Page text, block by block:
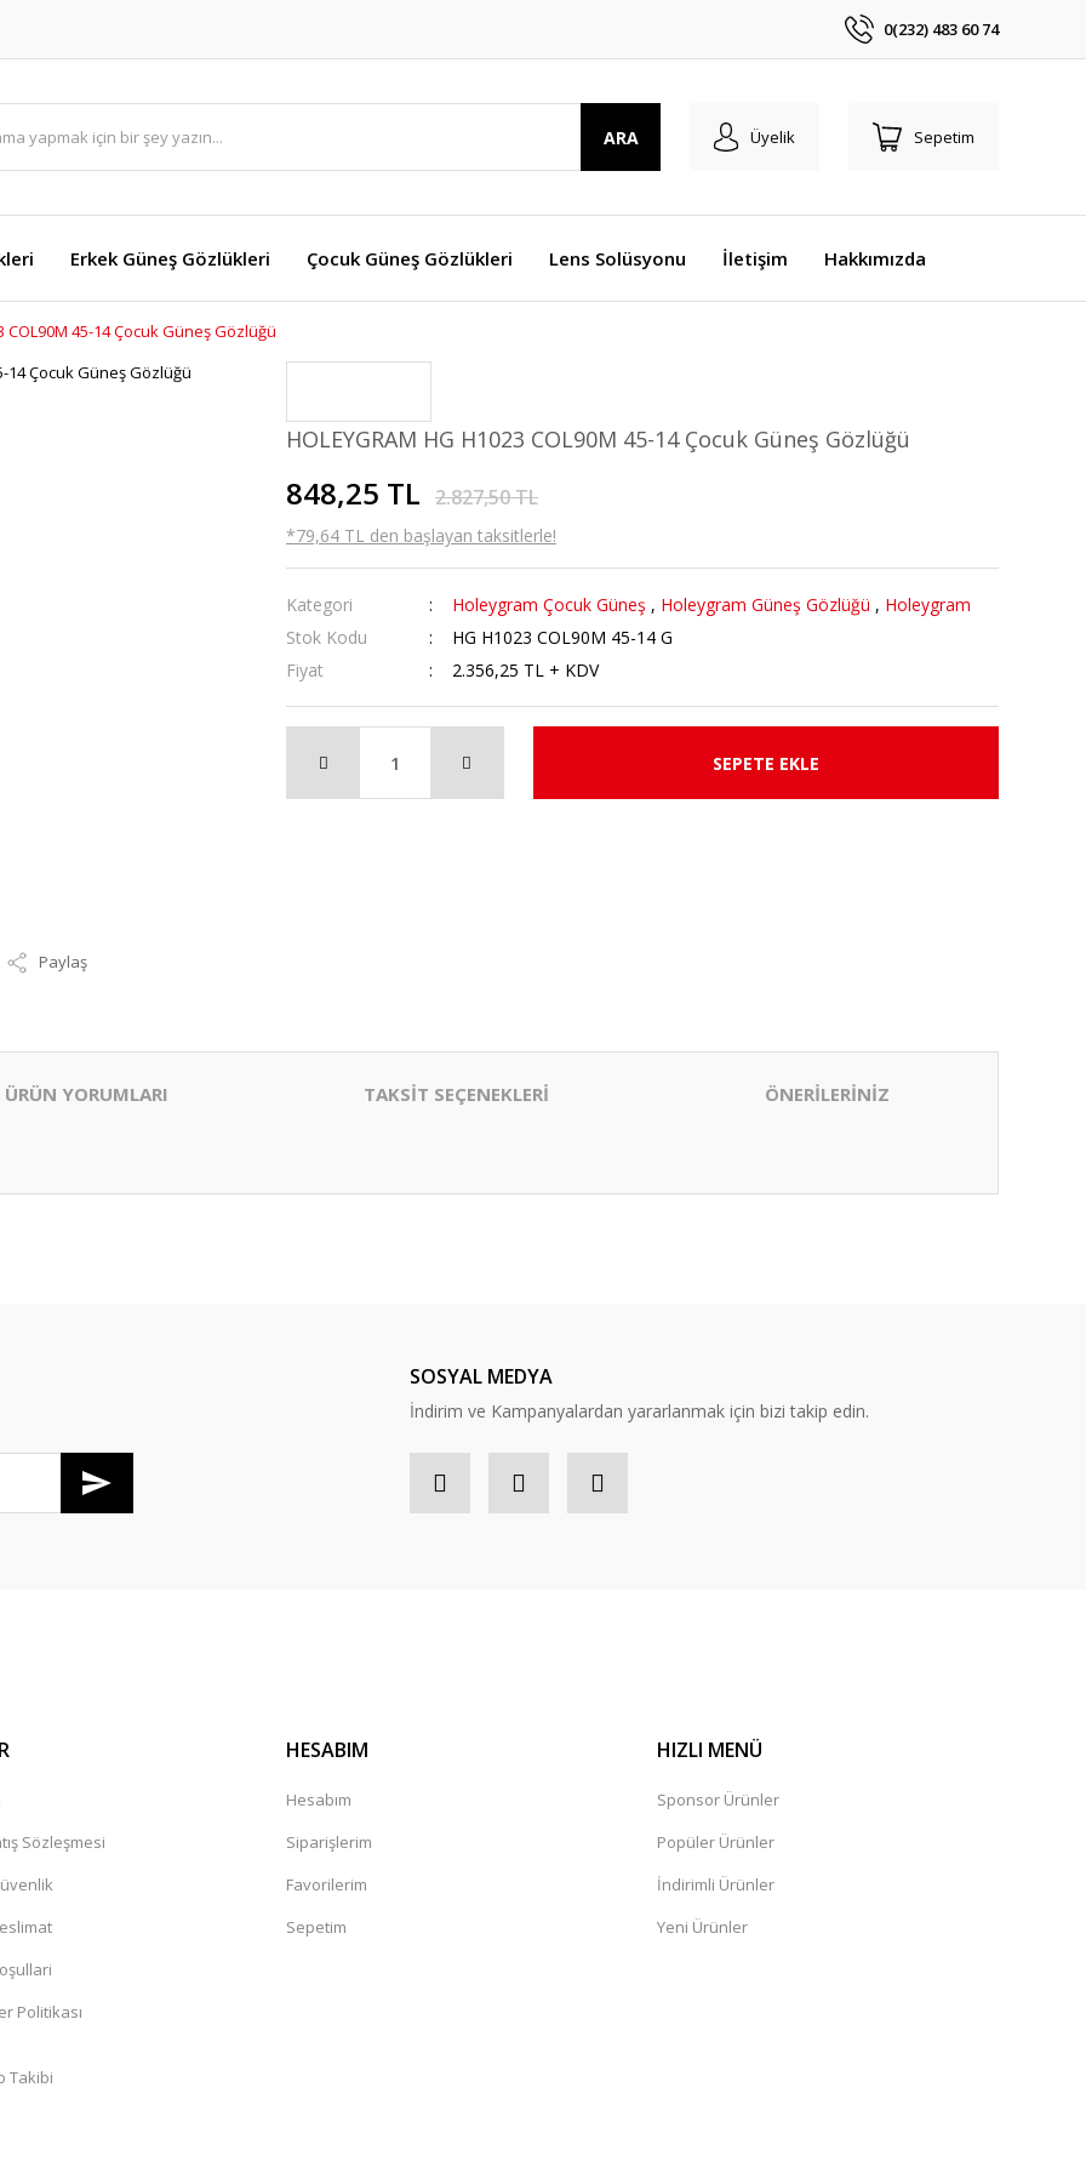
0(232) 483 60 74
ARA Üyelik Sepetim
Erkek Güneş Gözlükleri Çocuk Güneş Gözlükleri Lens Solüsyonu İletişim Hakkımızda
COL90M 45-14 Çocuk Güneş Gözlüğü
Paylaş
HOLEYGRAM HG H1023 COL90M 45-14 Çocuk Güneş Gözlüğü
848,25 TL 2.827,50 TL
*79,64 TL den başlayan taksitlerle!
Kategori Holeygram Çocuk Güneş , Holeygram Güneş Gözlüğü , Holeygram
Stok Kodu
HG H1023 COL90M 45-14 G
Fiyat
2.356,25 TL + KDV
SEPETE EKLE
ÜRÜN YORUMLARI TAKSİT SEÇENEKLERİ ÖNERİLERİNİZ
SOSYAL MEDYA
İndirim ve Kampanyalardan yararlanmak için bizi takip edin.
Sözleşmesi
Politikası
Takibi
HESABIM
Hesabım
Siparişlerim
Favorilerim
Sepetim
HIZLI MENÜ
Sponsor Ürünler
Popüler Ürünler
İndirimli Ürünler
Yeni Ürünler